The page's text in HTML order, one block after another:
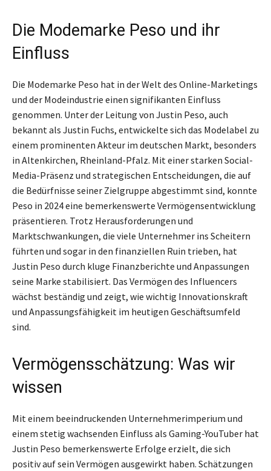
Die Modemarke Peso und ihr
Einfluss
Die Modemarke Peso hat in der Welt des Online-Marketings
und der Modeindustrie einen signifikanten Einfluss
genommen. Unter der Leitung von Justin Peso, auch
bekannt als Justin Fuchs, entwickelte sich das Modelabel zu
einem prominenten Akteur im deutschen Markt, besonders
in Altenkirchen, Rheinland-Pfalz. Mit einer starken Social-
Media-Präsenz und strategischen Entscheidungen, die auf
die Bedürfnisse seiner Zielgruppe abgestimmt sind, konnte
Peso in 2024 eine bemerkenswerte Vermögensentwicklung
präsentieren. Trotz Herausforderungen und
Marktschwankungen, die viele Unternehmer ins Scheitern
führten und sogar in den finanziellen Ruin trieben, hat
Justin Peso durch kluge Finanzberichte und Anpassungen
seine Marke stabilisiert. Das Vermögen des Influencers
wächst beständig und zeigt, wie wichtig Innovationskraft
und Anpassungsfähigkeit im heutigen Geschäftsumfeld
sind.
Vermögensschätzung: Was wir
wissen
Mit einem beeindruckenden Unternehmerimperium und
einem stetig wachsenden Einfluss als Gaming-YouTuber hat
Justin Peso bemerkenswerte Erfolge erzielt, die sich
positiv auf sein Vermögen ausgewirkt haben. Schätzungen